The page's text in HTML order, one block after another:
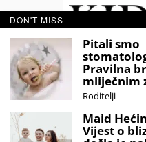
© 2020 -
Sva prava zadržana.
Developed
DON'T MISS
Pitali smo
Pravilna
mliječnim
Roditelji
Maid
Vijest o